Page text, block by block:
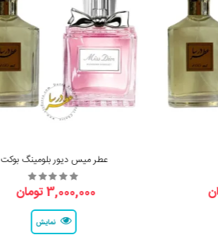
عطر میس دیور بلومینگ بوکت
3,000,000 تومان
نمایش